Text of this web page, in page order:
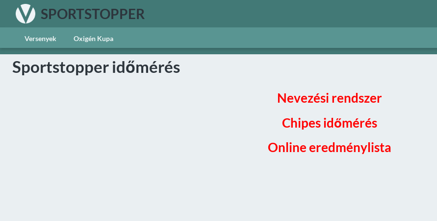
SPORTSTOPPER
Versenyek Oxigén Kupa
Sportstopper időmérés
Nevezési rendszer
Chipes időmérés
Online eredménylista